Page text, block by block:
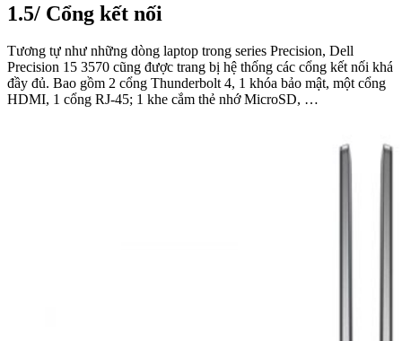
1.5/ Cổng kết nối
Tương tự như những dòng laptop trong series Precision, Dell
Precision 15 3570 cũng được trang bị hệ thống các cổng kết nối khá
đầy đủ. Bao gồm 2 cổng Thunderbolt 4, 1 khóa bảo mật, một cổng
HDMI, 1 cổng RJ-45; 1 khe cắm thẻ nhớ MicroSD, …